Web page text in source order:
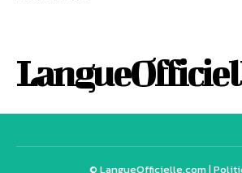
© LangueOfficielle.com |